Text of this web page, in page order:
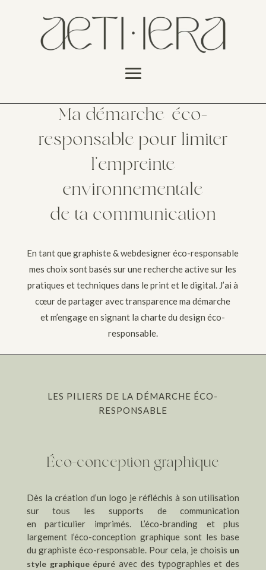
Ma démarche éco-
responsable pour limiter
l’empreinte
environnementale
de ta communication
En tant que graphiste & webdesigner éco-responsable
mes choix sont basés sur une recherche active sur les
pratiques et techniques dans le print et le digital. J’ai à
cœur de partager avec transparence ma démarche
etm’engage en signant la charte du design éco-
responsable.
LES PILIERS DE LA DÉMARCHE ÉCO-
RESPONSABLE
Éco-conception graphique
Dès la création d’un logo je réfléchis à son utilisation
sur tous les supports de communication
en particulier imprimés. L’éco-branding et plus
largement l’éco-conception graphique sont les base
du graphiste éco-responsable. Pour cela, je choisis un
style graphique épuré avec des typographies et des